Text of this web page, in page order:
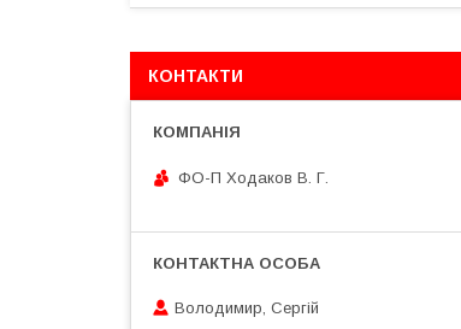
КОНТАКТИ
ФО-П Ходаков В. Г.
Володимир, Сергій